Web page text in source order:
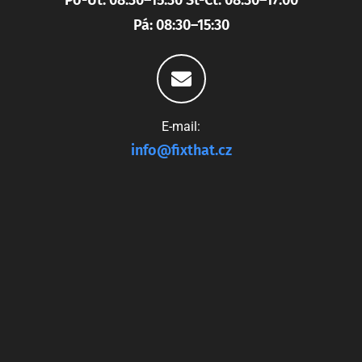
Pá: 08:30–15:30
E-mail:
info@fixthat.cz